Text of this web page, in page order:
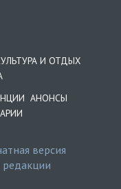
И ОТДЫХ
АНОНСЫ
версия